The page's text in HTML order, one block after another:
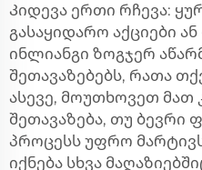
Კიდევა ერთი რჩევა:
გასაყიდარო აქციები
ინლიანგი ზოგჯერ
შეთავაზებებს, რათა
ასევე, მოუთხოვეთ
შეთავაზება, თუ ბევრი
პროცესს უფრო
იქნება სხვა